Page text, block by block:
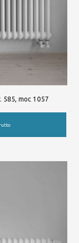
585, moc 1057